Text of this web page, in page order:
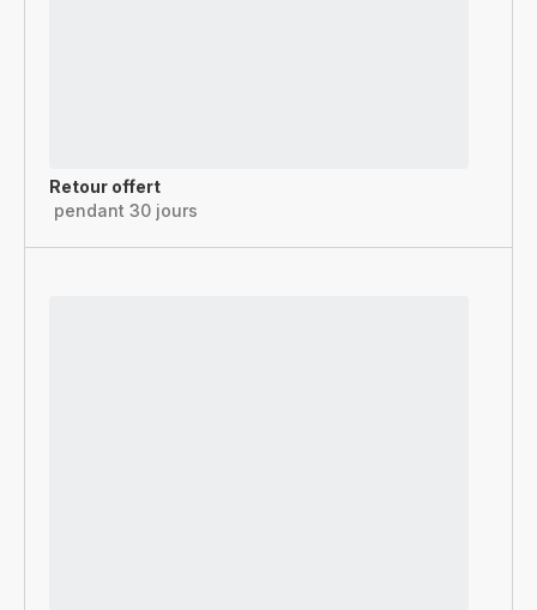
Retour offert
pendant 30 jours